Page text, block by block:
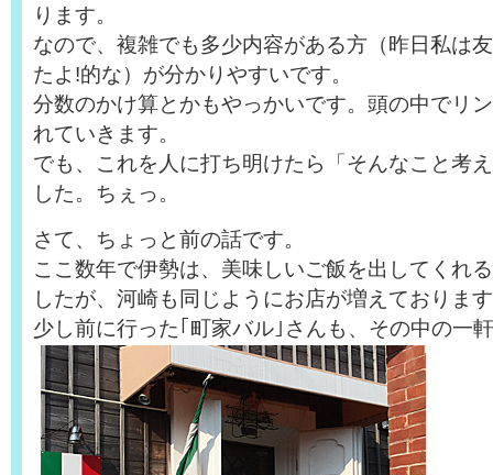
ります。
なので、複雑でも多少内容がある方（昨日私は
たよ!的な）が分かりやすいです。
分数のかけ算とかもやっかいです。頭の中でリ
れていきます。
でも、これを人に打ち明けたら「そんなこと考
した。ちぇっ。
さて、ちょっと前の話です。
ここ数年で伊勢は、美味しいご飯を出してくれ
したが、河崎も同じようにお店が増えておりま
少し前に行った｢町家バル｣さんも、その中の一